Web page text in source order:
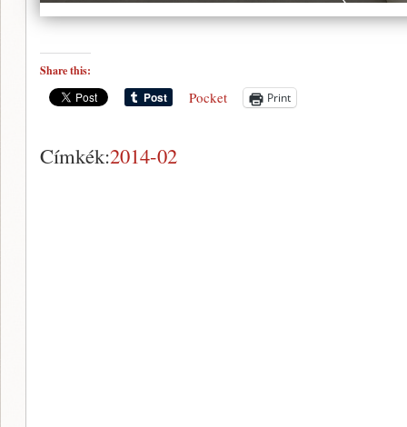
Share this:
Pocket Print
Címkék:2014-02